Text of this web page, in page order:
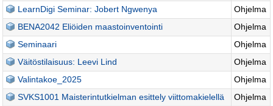
LearnDigi Seminar: Jobert Ngwenya
Ohjelma
BENA2042 Eliöiden maastoinventointi
Ohjelma
Seminaari
Ohjelma
Väitöstilaisuus: Leevi Lind
Ohjelma
Valintakoe_2025
Ohjelma
SVKS1001 Maisterintutkielman esittely viittomakielellä
Ohjelma